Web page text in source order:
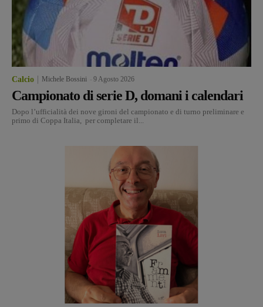
Calcio Michele Bossini 9 Agosto 2026
Campionato di serie D, domani i calendari
Dopo l’ufficialità dei nove gironi del campionato e di turno preliminare e
primo di Coppa Italia, per completare il...